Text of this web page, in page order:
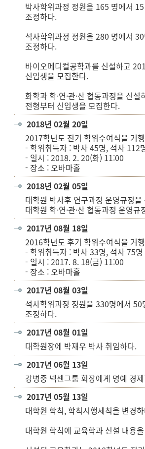
박사학위과정 정원을 165 명에서
조정하다.
석사학위과정 정원을 280 명에서
조정하다.
바이오메디컬공학과를 신설하고
신입생을 모집한다.
화학과 학·연·관·산 협동과정을 신
전형부터 신입생을 모집한다.
2018년 02월 20일
2017학년도 전기 학위수여식을 거
- 학위취득자 : 박사 45명, 석사 112
- 일시 : 2018. 2. 20(화) 11:00
- 장소 : 오바마홀
2018년 02월 05일
대학원 박사후 연구과정 운영규정을
대학원 학·연·관·산 협동과정 운영
2017년 08월 18일
2016학년도 후기 학위수여식을 거
- 학위취득자 : 박사 33명, 석사 75명
- 일시 : 2017. 8. 18(금) 11:00
- 장소 : 오바마홀
2017년 08월 03일
석사학위과정 정원을 330명에서
조정하다.
2017년 08월 01일
대학원장에 박재우 박사 취임하다.
2017년 06월 13일
강병중 넥센그룹 회장에게 명예 경
2017년 05월 13일
대학원 학칙, 학칙시행세칙을 변경
대학원 학칙에 교육학과 신설 내용